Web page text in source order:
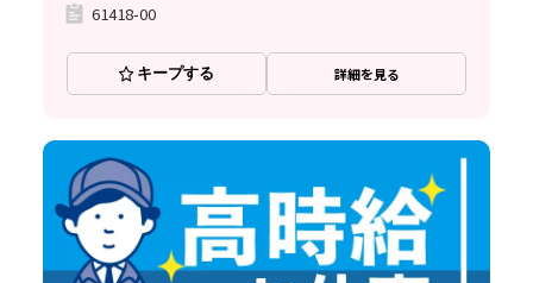
61418-00
キープする 詳細を見る